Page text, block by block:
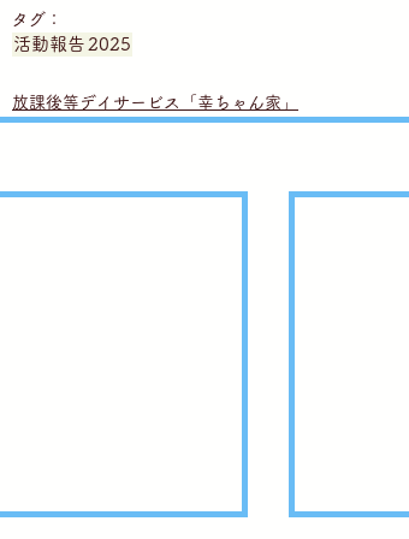
タグ：
活動報告 2025
放課後等デイサービス「幸ちゃん家」